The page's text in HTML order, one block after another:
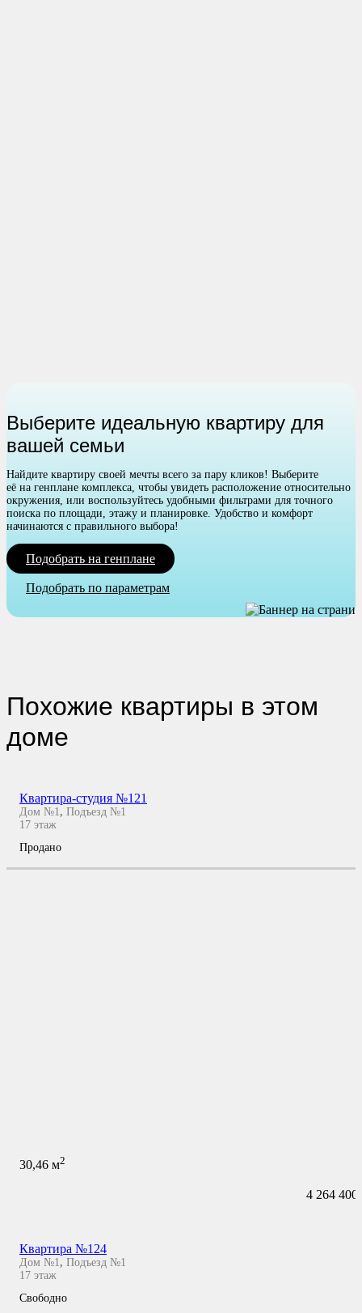
Выберите идеальную квартиру для
вашей семьи
Найдите квартиру своей мечты всего за пару кликов! Выберите
её на генплане комплекса, чтобы увидеть расположение относительно
окружения, или воспользуйтесь удобными фильтрами для точного
поиска по площади, этажу и планировке. Удобство и комфорт
начинаются с правильного выбора!
Подобрать на генплане
Подобрать по параметрам
Похожие квартиры в этом
доме
Квартира-студия №121
Дом №1, Подъезд №1
17 этаж
Продано
30,46 м2
4 264 400
Квартира №124
Дом №1 , Подъезд №1
17 этаж
Свободно